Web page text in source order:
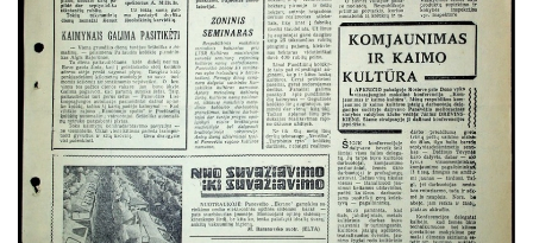
1969
1968
1967
1966
1965